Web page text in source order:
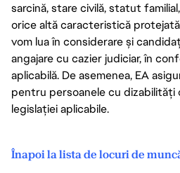
sarcină, stare civilă, statut
orice altă caracteristică
vom lua în considerare și
angajare cu cazier judiciar, în
aplicabilă. De asemenea, EA
pentru persoanele cu
legislației aplicabile.
Înapoi la lista de locuri de